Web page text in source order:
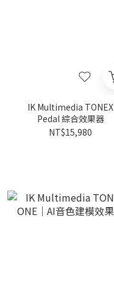
IK Multimedia TONEX
Pedal 綜合效果器
NT$15,980